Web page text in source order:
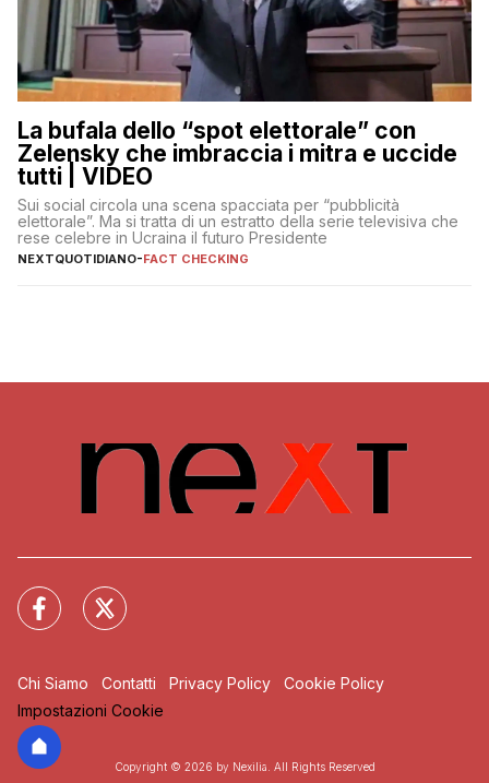
La bufala dello “spot elettorale” con
Zelensky che imbraccia i mitra e uccide
tutti | VIDEO
Sui social circola una scena spacciata per “pubblicità
elettorale”. Ma si tratta di un estratto della serie televisiva che
rese celebre in Ucraina il futuro Presidente
NEXTQUOTIDIANO-FACT CHECKING
Chi Siamo Contatti Privacy Policy
Cookie Policy
Impostazioni Cookie
Copyright © 2026 by Nexilia. All Rights Reserved